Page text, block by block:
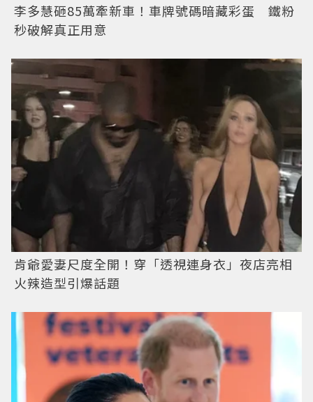
李多慧砸85萬牽新車！車牌號碼暗藏彩蛋 鐵粉
秒破解真正用意
肯爺愛妻尺度全開！穿「透視連身衣」夜店亮相
火辣造型引爆話題